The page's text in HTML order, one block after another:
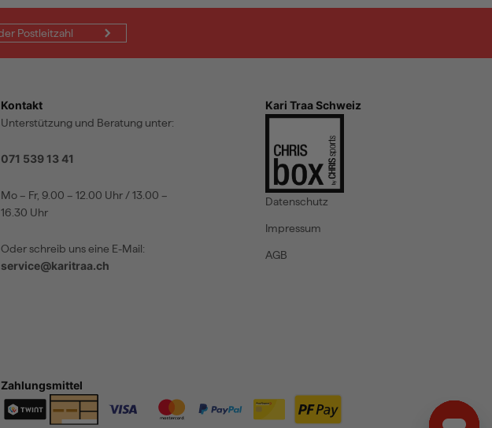
Kontakt
Unterstützung und Beratung unter:
071 539 13 41
Mo – Fr, 9.00 – 12.00 Uhr / 13.00 –
16.30 Uhr
Oder schreib uns eine E-Mail:
service@karitraa.ch
Kari Traa Schweiz
Datenschutz
Impressum
AGB
Zahlungsmittel